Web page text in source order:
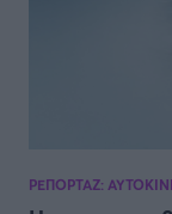
ΡΕΠΟΡΤΑΖ: